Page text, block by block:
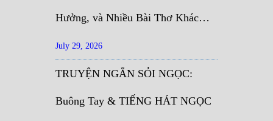
Hưởng, và Nhiều Bài Thơ Khác…
July 29, 2026
TRUYỆN NGẮN SỎI NGỌC:
Buông Tay & TIẾNG HÁT NGỌC